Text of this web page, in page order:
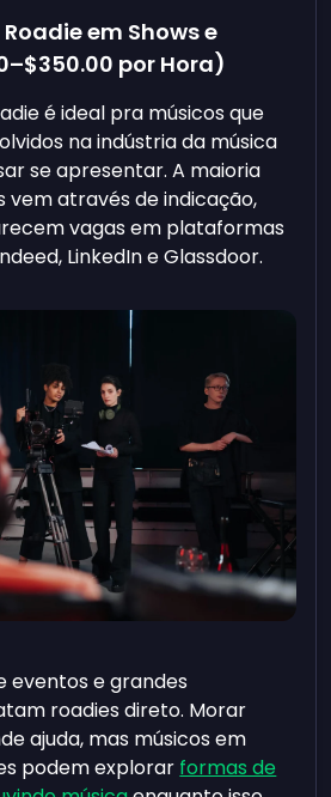
em Shows e
–$350.00 por Hora)
é ideal pra músicos que
na indústria da música
se apresentar. A maioria
vem através de indicação,
vagas em plataformas
LinkedIn e Glassdoor.
eventos e grandes
roadies direto. Morar
ajuda, mas músicos em
podem explorar formas de